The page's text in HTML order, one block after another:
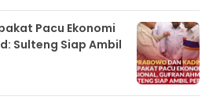
Pacu Ekonomi
Sulteng Siap Ambil